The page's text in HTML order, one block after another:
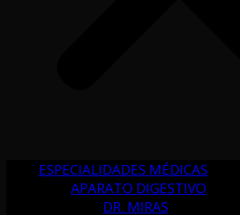
ESPECIALIDADES MÉDICAS
APARATO DIGESTIVO
DR. MIRAS